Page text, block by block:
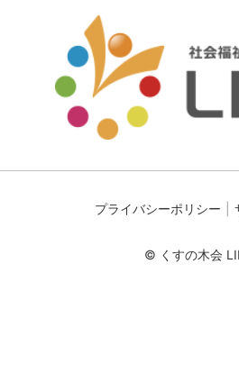
プライバシーポリシー
© くすの木会